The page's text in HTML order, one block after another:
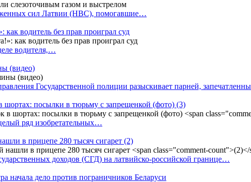
сил Латвии (НВС), помогавшие…
как водитель без прав проиграл суд
водителя,…
(видео)
Государственной полиции разыскивает парней,
посылки в тюрьму с запрещенкой (фото) (3)
ряд изобретательных…
в прицепе 280 тысяч сигарет (2)
доходов (СГД) на латвийско-российской границе…
начала дело против пограничников Беларуси